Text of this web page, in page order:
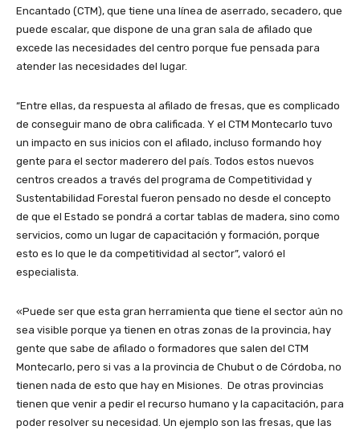
Encantado (CTM), que tiene una línea de aserrado, secadero, que
puede escalar, que dispone de una gran sala de afilado que
excede las necesidades del centro porque fue pensada para
atender las necesidades del lugar.
“Entre ellas, da respuesta al afilado de fresas, que es complicado
de conseguir mano de obra calificada. Y el CTM Montecarlo tuvo
un impacto en sus inicios con el afilado, incluso formando hoy
gente para el sector maderero del país. Todos estos nuevos
centros creados a través del programa de Competitividad y
Sustentabilidad Forestal fueron pensado no desde el concepto
de que el Estado se pondrá a cortar tablas de madera, sino como
servicios, como un lugar de capacitación y formación, porque
esto es lo que le da competitividad al sector”, valoró el
especialista.
«Puede ser que esta gran herramienta que tiene el sector aún no
sea visible porque ya tienen en otras zonas de la provincia, hay
gente que sabe de afilado o formadores que salen del CTM
Montecarlo, pero si vas a la provincia de Chubut o de Córdoba, no
tienen nada de esto que hay en Misiones. De otras provincias
tienen que venir a pedir el recurso humano y la capacitación, para
poder resolver su necesidad. Un ejemplo son las fresas, que las